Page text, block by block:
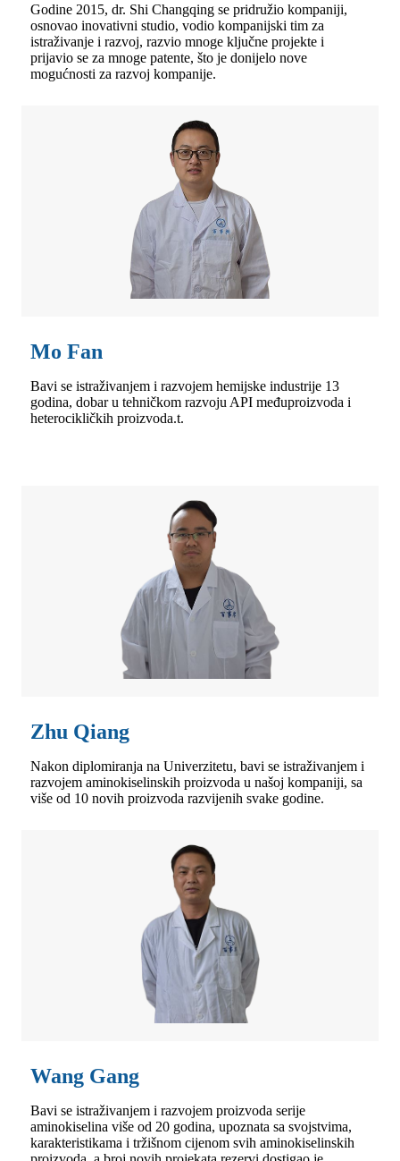
Godine 2015, dr. Shi Changqing se pridružio kompaniji,
osnovao inovativni studio, vodio kompanijski tim za
istraživanje i razvoj, razvio mnoge ključne projekte i
prijavio se za mnoge patente, što je donijelo nove
mogućnosti za razvoj kompanije.
Mo Fan
Bavi se istraživanjem i razvojem hemijske industrije 13
godina, dobar u tehničkom razvoju API međuproizvoda i
heterocikličkih proizvoda.t.
Zhu Qiang
Nakon diplomiranja na Univerzitetu, bavi se istraživanjem i
razvojem aminokiselinskih proizvoda u našoj kompaniji, sa
više od 10 novih proizvoda razvijenih svake godine.
Wang Gang
Bavi se istraživanjem i razvojem proizvoda serije
aminokiselina više od 20 godina, upoznata sa svojstvima,
karakteristikama i tržišnom cijenom svih aminokiselinskih